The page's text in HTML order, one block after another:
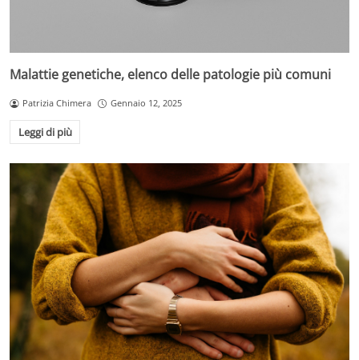
Malattie genetiche, elenco delle patologie più comuni
Patrizia Chimera Gennaio 12, 2025
Leggi di più